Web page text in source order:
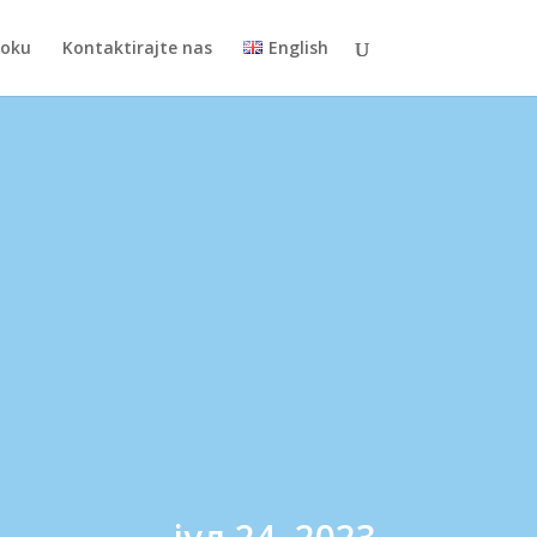
Kontaktirajte nas English